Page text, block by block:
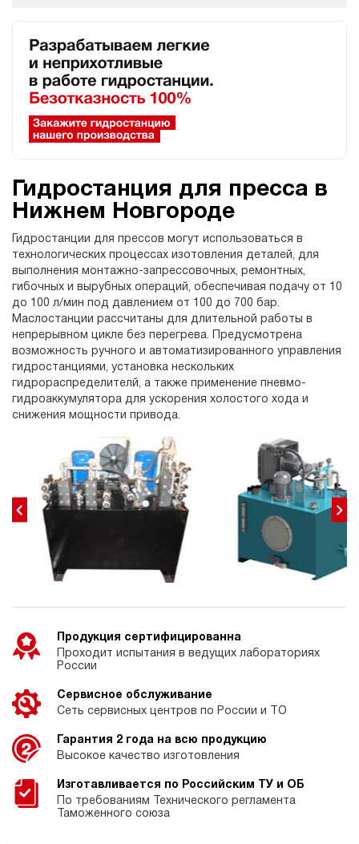
Гидростанция для пресса в
Нижнем Новгороде
Гидростанции для прессов могут использоваться в
технологических процессах изотовления деталей, для
выполнения монтажно-запрессовочных, ремонтных,
гибочных и вырубных операций, обеспечивая подачу от 10
до 100 л/мин под давлением от 100 до 700 бар.
Маслостанции рассчитаны для длительной работы в
непрерывном цикле без перегрева. Предусмотрена
возможность ручного и автоматизированного управления
гидростанциями, установка нескольких
гидрораспределителй, а также применение пневмо-
гидроаккумулятора для ускорения холостого хода и
снижения мощности привода.
Продукция сертифицированна
Проходит испытания в ведущих лабораториях
России
Сервисное обслуживание
Сеть сервисных центров по России и ТО
Гарантия 2 года на всю продукцию
Высокое качество изготовления
Изготавливается по Российским ТУ и ОБ
По требованиям Технического регламента
Таможенного союза